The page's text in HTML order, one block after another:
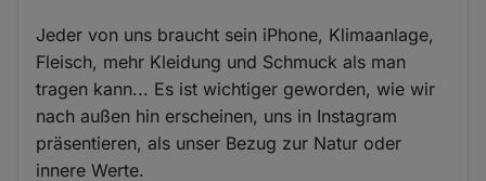
Jeder von uns braucht sein iPhone, Klimaanlage,
Fleisch, mehr Kleidung und Schmuck als man
tragen kann... Es ist wichtiger geworden, wie wir
nach außen hin erscheinen, uns in Instagram
präsentieren, als unser Bezug zur Natur oder
innere Werte.